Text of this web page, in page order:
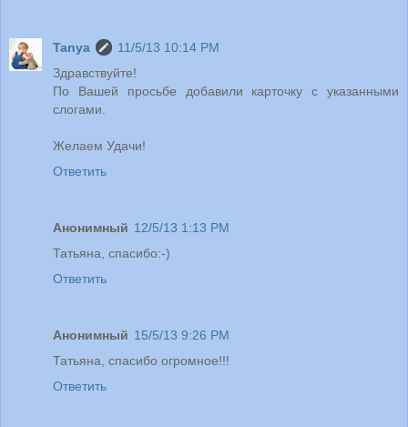
Tanya
11/5/13 10:14 PM
Здравствуйте!
По Вашей просьбе добавили карточку с указанными
слогами.
Желаем Удачи!
Ответить
Анонимный 12/5/13 1:13 PM
Татьяна, спасибо:-)
Ответить
Анонимный 15/5/13 9:26 PM
Татьяна, спасибо огромное!!!
Ответить